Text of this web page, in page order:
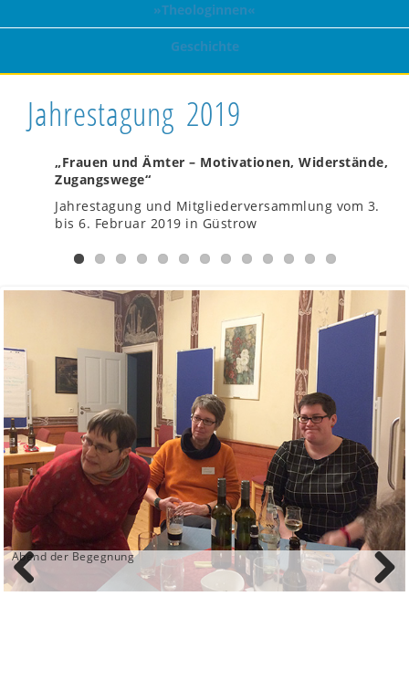
»Theologinnen«
Geschichte
Jahrestagung 2019
„Frauen und Ämter – Motivationen, Widerstände,
Zugangswege“
Jahrestagung und Mitgliederversammlung vom 3.
bis 6. Februar 2019 in Güstrow
Abend der Begegnung
Previ
Next